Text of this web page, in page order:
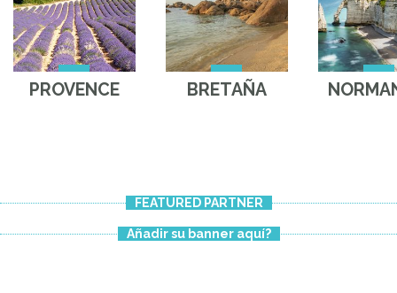
PROVENCE BRETAÑA
FEATURED PARTNER
Añadir su banner aquí?